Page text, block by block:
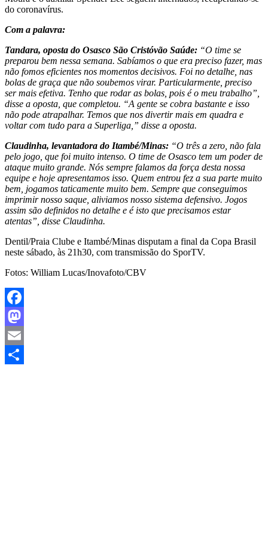
do coronavírus.
Com a palavra:
Tandara, oposta do Osasco São Cristóvão Saúde: “O time se
preparou bem nessa semana. Sabíamos o que era preciso fazer, mas
não fomos eficientes nos momentos decisivos. Foi no detalhe, nas
bolas de graça que não soubemos virar. Particularmente, preciso
ser mais efetiva. Tenho que rodar as bolas, pois é o meu trabalho”,
disse a oposta, que completou. “A gente se cobra bastante e isso
não pode atrapalhar. Temos que nos divertir mais em quadra e
voltar com tudo para a Superliga,” disse a oposta.
Claudinha, levantadora do Itambé/Minas: “O três a zero, não fala
pelo jogo, que foi muito intenso. O time de Osasco tem um poder de
ataque muito grande. Nós sempre falamos da força desta nossa
equipe e hoje apresentamos isso. Quem entrou fez a sua parte muito
bem, jogamos taticamente muito bem. Sempre que conseguimos
imprimir nosso saque, aliviamos nosso sistema defensivo. Jogos
assim são definidos no detalhe e é isto que precisamos estar
atentas”, disse Claudinha.
Dentil/Praia Clube e Itambé/Minas disputam a final da Copa Brasil
neste sábado, às 21h30, com transmissão do SporTV.
Fotos: William Lucas/Inovafoto/CBV
Facebook
Mastodon
Email